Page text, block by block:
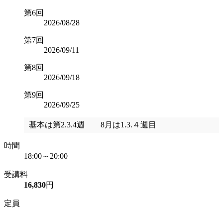
第6回
2026/08/28
第7回
2026/09/11
第8回
2026/09/18
第9回
2026/09/25
基本は第2.3.4週 8月は1.3.４週目
時間
18:00～20:00
受講料
16,830円
定員